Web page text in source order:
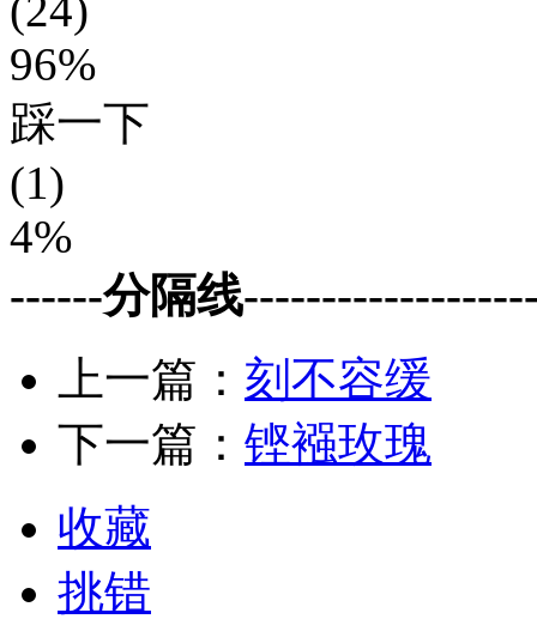
96%
踩一下
(1)
4%
------分隔线
上一篇： 刻不容缓
下一篇： 铿襁玫瑰
收藏
挑错